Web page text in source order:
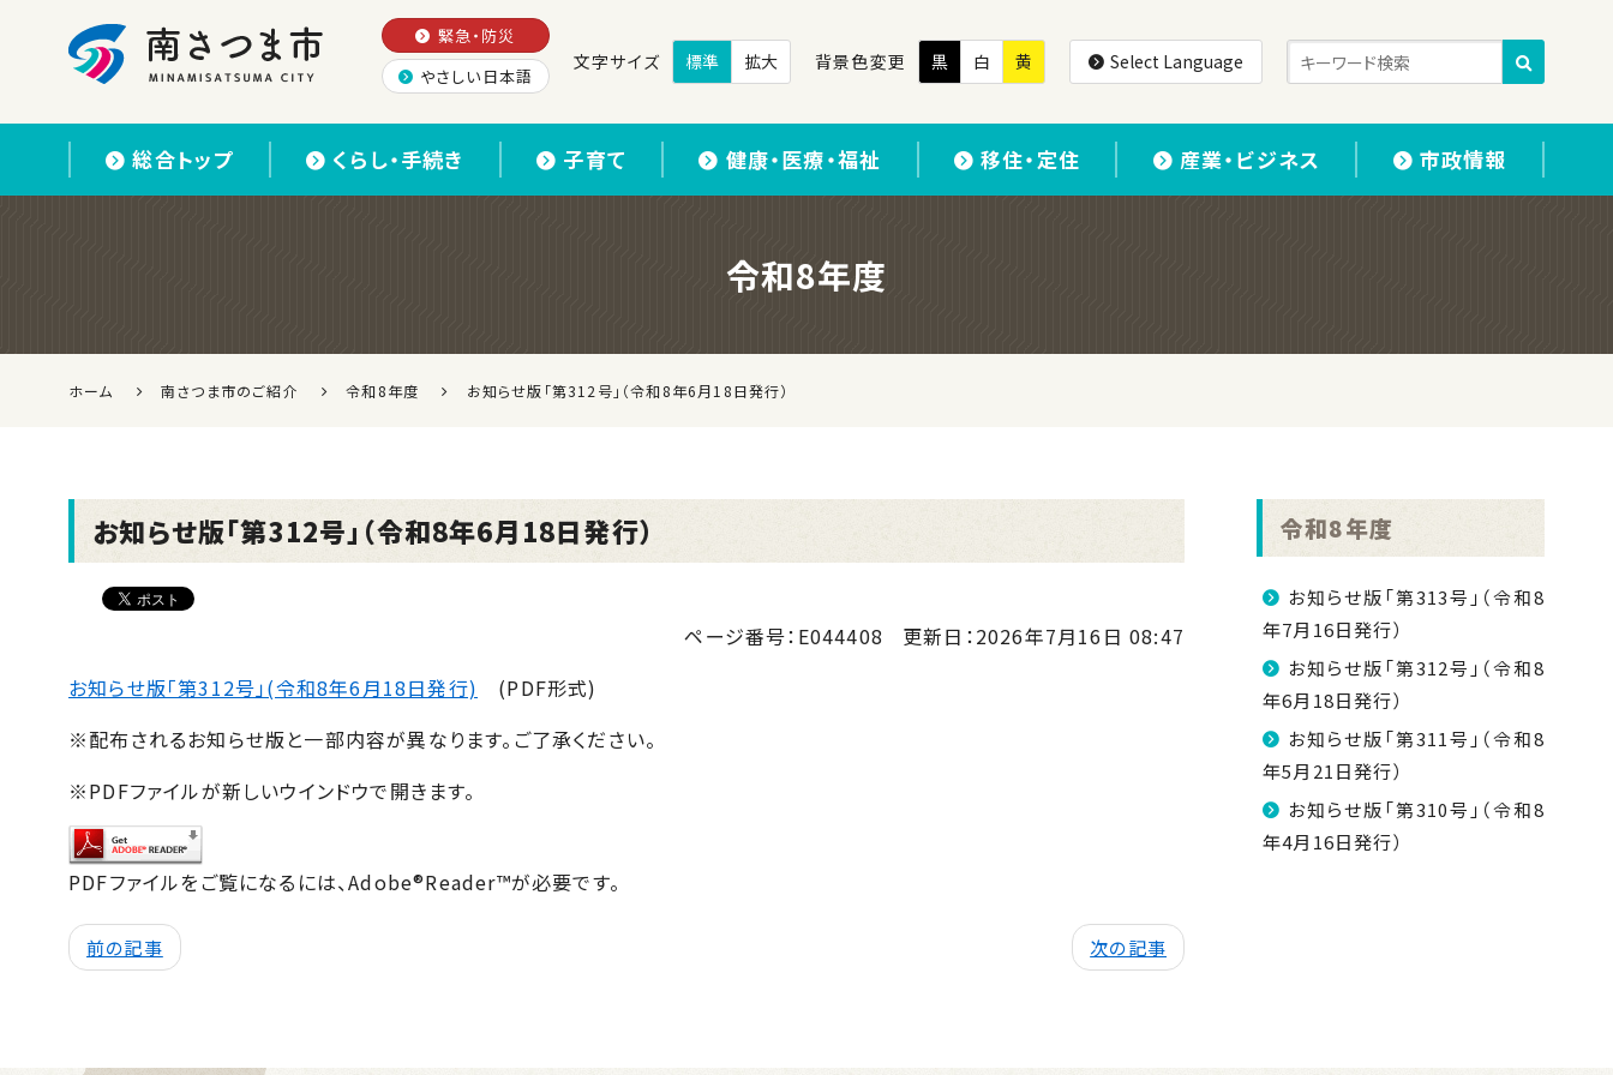
緊急・防災
やさしい日本語
文字サイズ 標準 拡大 背景色変更 黒 白 黄 Select Language
総合トップ くらし・手続き 子育て 健康・医療・福祉 移住・定住 産業・ビジネス 市政情報
令和8年度
ホーム 南さつま市のご紹介 令和8年度 お知らせ版「第312号」（令和8年6月18日発行）
お知らせ版「第312号」（令和8年6月18日発行）
ページ番号：E044408 更新日：2026年7月16日 08:47
お知らせ版「第312号」(令和8年6月18日発行) (PDF形式)
※配布されるお知らせ版と一部内容が異なります。ご了承ください。
※PDFファイルが新しいウインドウで開きます。
PDFファイルをご覧になるには、Adobe®Reader™が必要です。
前の記事 次の記事
令和8年度
お知らせ版「第313号」（令和8
年7月16日発行）
お知らせ版「第312号」（令和8
年6月18日発行）
お知らせ版「第311号」（令和8
年5月21日発行）
お知らせ版「第310号」（令和8
年4月16日発行）